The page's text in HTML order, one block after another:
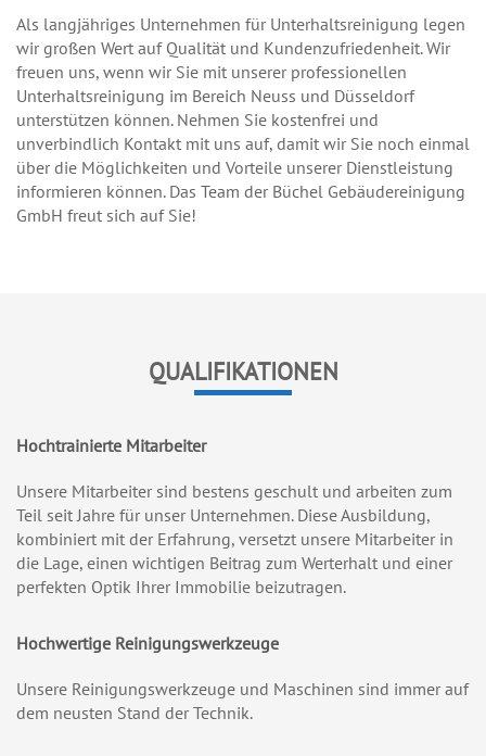
Als langjähriges Unternehmen für Unterhaltsreinigung legen
wir großen Wert auf Qualität und Kundenzufriedenheit. Wir
freuen uns, wenn wir Sie mit unserer professionellen
Unterhaltsreinigung im Bereich Neuss und Düsseldorf
unterstützen können. Nehmen Sie kostenfrei und
unverbindlich Kontakt mit uns auf, damit wir Sie noch einmal
über die Möglichkeiten und Vorteile unserer Dienstleistung
informieren können. Das Team der Büchel Gebäudereinigung
GmbH freut sich auf Sie!
QUALIFIKATIONEN
Hochtrainierte Mitarbeiter
Unsere Mitarbeiter sind bestens geschult und arbeiten zum
Teil seit Jahre für unser Unternehmen. Diese Ausbildung,
kombiniert mit der Erfahrung, versetzt unsere Mitarbeiter in
die Lage, einen wichtigen Beitrag zum Werterhalt und einer
perfekten Optik Ihrer Immobilie beizutragen.
Hochwertige Reinigungswerkzeuge
Unsere Reinigungswerkzeuge und Maschinen sind immer auf
dem neusten Stand der Technik.